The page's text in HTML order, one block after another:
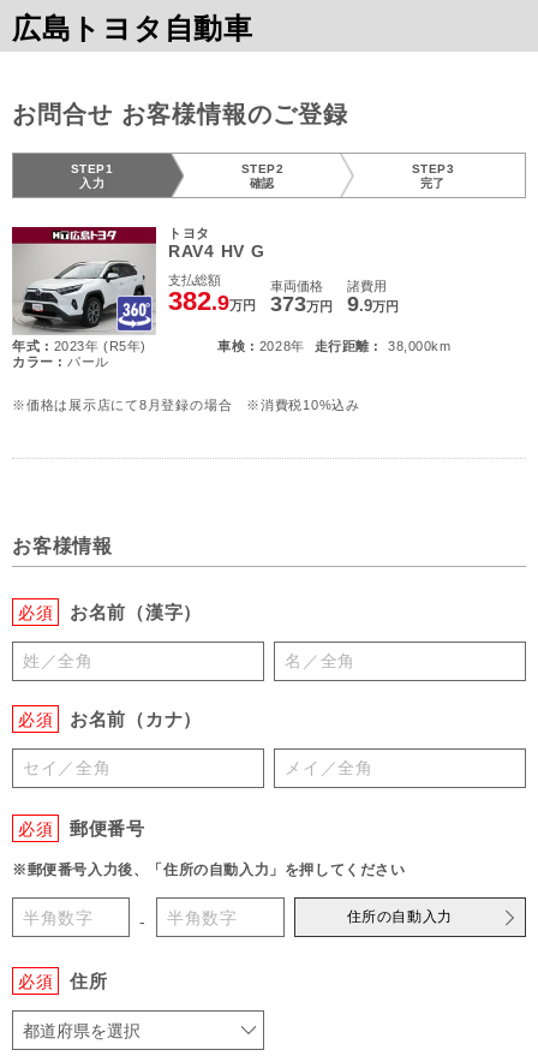
広島トヨタ自動車
お問合せ お客様情報のご登録
STEP1
入力
STEP2
確認
STEP3
完了
トヨタ
RAV4 HV G
支払総額
382.9万円
車両価格
373万円
諸費用
9.9万円
年式 : 2023年 (R5年) 車検 : 2028年 走行距離 :
38,000km
カラー : パール
※価格は展示店にて8月登録の場合 ※消費税10%込み
お客様情報
必須 お名前（漢字）
必須 お名前（カナ）
必須 郵便番号
※郵便番号入力後、「住所の自動入力」を押してください
- 住所の自動入力
必須 住所
都道府県を選択